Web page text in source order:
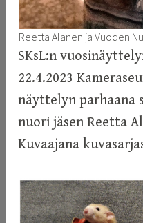
Reetta Alanen ja Vuoden
SKsL:n
22.4.2023
näyttelyn parhaana
nuori jäsen Reetta
Kuvaajana